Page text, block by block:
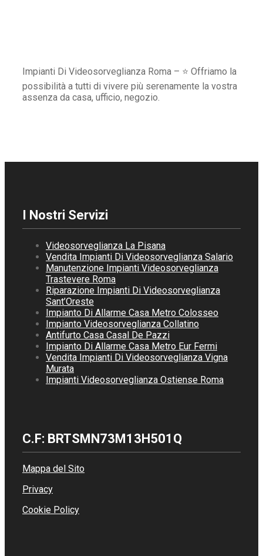
Impianti Di Videosorveglianza Roma – ⭐ Offriamo la
possibilità a tutti di vivere più serenamente la vostra
assenza da casa, ufficio, negozio.
I Nostri Servizi
Videosorveglianza La Pisana
Vendita Impianti Di Videosorveglianza Salario
Manutenzione Impianti Videosorveglianza
Trastevere Roma
Riparazione Impianti Di Videosorveglianza
Sant’Oreste
Impianto Di Allarme Casa Metro Colosseo
Impianto Videosorveglianza Collatino
Antifurto Casa Casal De Pazzi
Impianto Di Allarme Casa Metro Eur Fermi
Vendita Impianti Di Videosorveglianza Vigna
Murata
Impianti Videosorveglianza Ostiense Roma
C.F: BRTSMN73M13H501Q
Mappa del Sito
Privacy
Cookie Policy